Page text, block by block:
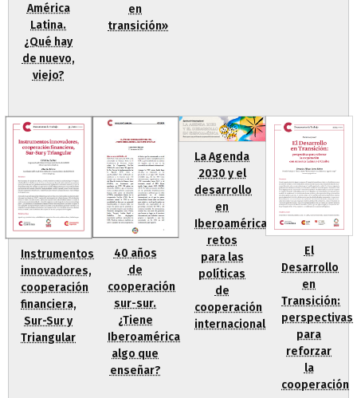
América
Latina.
¿Qué hay
de nuevo,
viejo?
en
transición»
Instrumentos
innovadores,
cooperación
financiera,
Sur-Sur y
Triangular
40 años
de
cooperación
sur-sur.
¿Tiene
Iberoamérica
algo que
enseñar?
La Agenda
2030 y el
desarrollo
en
Iberoamérica:
retos
para las
políticas
de
cooperación
internacional
El
Desarrollo
en
Transición:
perspectivas
para
reforzar
la
cooperación